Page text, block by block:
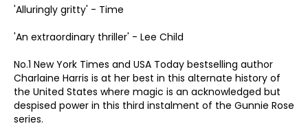
'Alluringly gritty' - Time
'An extraordinary thriller' - Lee Child
No.1 New York Times and USA Today bestselling author
Charlaine Harris is at her best in this alternate history of
the United States where magic is an acknowledged but
despised power in this third instalment of the Gunnie Rose
series.